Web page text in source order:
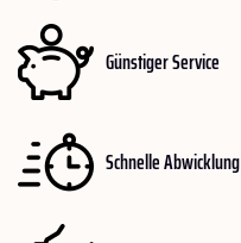
Günstiger Service
Schnelle Abwicklung